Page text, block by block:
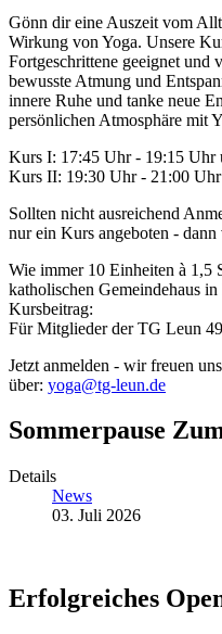
Gönn dir eine Auszeit vom
Wirkung von Yoga. Unsere
Fortgeschrittene geeignet und
bewusste Atmung und
innere Ruhe und tanke neue
persönlichen Atmosphäre mit
Kurs I: 17:45 Uhr - 19:15 Uhr
Kurs II: 19:30 Uhr - 21:00 Uhr
Sollten nicht ausreichend
nur ein Kurs angeboten -
Wie immer 10 Einheiten à 1,5
katholischen Gemeindehaus
Kursbeitrag:
Für Mitglieder der TG Leun
Jetzt anmelden - wir freuen
über: yoga@tg-leun.de
Sommerpause
Details
News
03. Juli 2026
Erfolgreiches